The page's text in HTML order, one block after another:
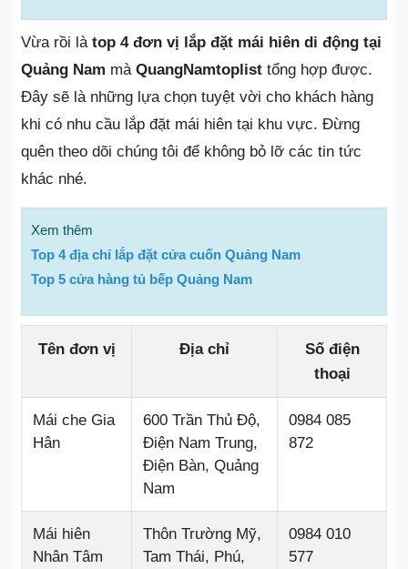
Vừa rồi là top 4 đơn vị lắp đặt mái hiên di động tại
Quảng Nam mà QuangNamtoplist tổng hợp được.
Đây sẽ là những lựa chọn tuyệt vời cho khách hàng
khi có nhu cầu lắp đặt mái hiên tại khu vực. Đừng
quên theo dõi chúng tôi để không bỏ lỡ các tin tức
khác nhé.
Xem thêm
Top 4 địa chỉ lắp đặt cửa cuốn Quảng Nam
Top 5 cửa hàng tủ bếp Quảng Nam
Tên đơn vị Địa chỉ
Số điện
thoại
Mái che Gia
Hân
600 Trần Thủ Độ,
Điện Nam Trung,
Điện Bàn, Quảng
Nam
0984 085
872
Mái hiên
Nhân Tâm
Thôn Trường Mỹ,
Tam Thái, Phú,
0984 010
577